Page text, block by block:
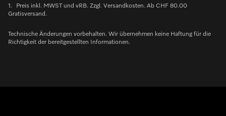
1.
Preis inkl. MWST und vRB. Zzgl. Versandkosten. Ab CHF 80.00
Gratisversand.
Technische Änderungen vorbehalten. Wir übernehmen keine Haftung für die
Richtigkeit der bereitgestellten Informationen.